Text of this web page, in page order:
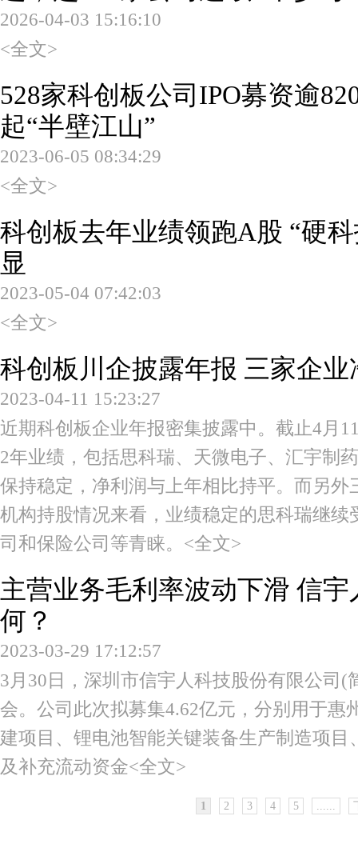
2026-04-03 15:16:10
<全文>
528家科创板公司IPO募资逾
起“半壁江山”
2023-06-05 08:34:29
<全文>
科创板去年业绩领跑A股 “硬
显
2023-05-04 07:42:03
<全文>
科创板川企披露年报 三家企业
2023-04-11 15:23:27
近期科创板企业年报密集披露中。截止4月
2年业绩，包括思科瑞、天微电子、汇宇制
保持稳定，净利润与上年相比持平。而另
机构持股情况来看，业绩稳定的思科瑞继
司和保险公司等青睐。 <全文>
主营业务毛利率波动下滑 信
何？
2023-03-29 17:12:57
3月30日，深圳市信宇人科技股份有限公司
会。公司此次拟募集4.62亿元，分别用于惠
建项目、锂电池智能关键装备生产制造项
及补充流动资金<全文>
1 2 3 4 5 ......